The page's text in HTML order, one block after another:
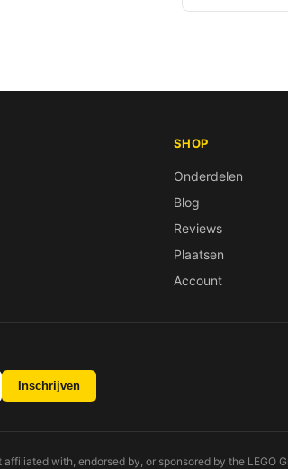
SHOP
Onderdelen
Blog
Reviews
Plaatsen
Account
Inschrijven
with, endorsed by, or sponsored by the LEGO